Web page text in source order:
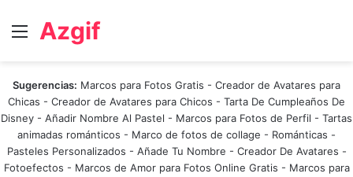
Menú
Azgif
Sugerencias: Marcos para Fotos Gratis - Creador de Avatares para
Chicas - Creador de Avatares para Chicos - Tarta De Cumpleaños De
Disney - Añadir Nombre Al Pastel - Marcos para Fotos de Perfil - Tartas
animadas románticos - Marco de fotos de collage - Románticas -
Pasteles Personalizados - Añade Tu Nombre - Creador De Avatares -
Fotoefectos - Marcos de Amor para Fotos Online Gratis - Marcos para